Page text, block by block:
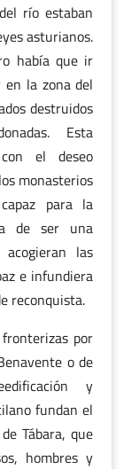
río estaban
asturianos.
había que ir
la zona del
destruidos
Esta
el deseo
monasterios
para la
de ser una
las
e infundiera
reconquista.
por
o de
y
fundan el
Tábara, que
hombres y